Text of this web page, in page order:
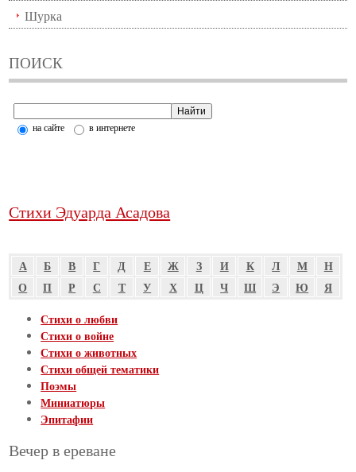
Шурка
ПОИСК
на сайте в интернете
Стихи Эдуарда Асадова
А Б В Г Д Е Ж З И К Л М
Н
О
П Р С Т У Х Ц Ч Ш Э Ю
Я
Стихи о любви
Стихи о войне
Стихи о животных
Стихи общей тематики
Поэмы
Миниатюры
Эпитафии
Вечер в ереване